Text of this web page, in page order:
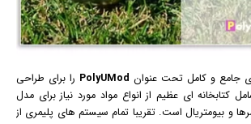
PolyUMod را برای طراحی
کتابخانه ای عظیم از انواع مواد مورد نیاز برای مدل
و بیومتریال است. تقریبا تمام سیستم های پلیمری از